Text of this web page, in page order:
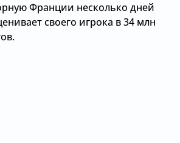
Франции несколько дней
своего игрока в 34 млн